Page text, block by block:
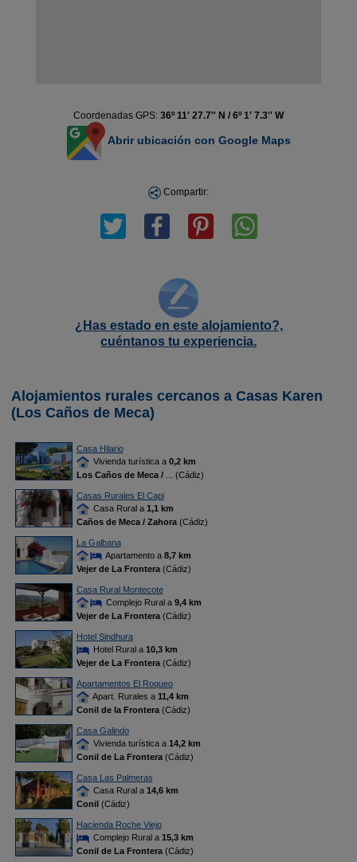
Coordenadas GPS: 36º 11' 27.7'' N / 6º 1' 7.3'' W
Abrir ubicación con Google Maps
Compartir:
¿Has estado en este alojamiento?,
cuéntanos tu experiencia.
Alojamientos rurales cercanos a Casas Karen
(Los Caños de Meca)
Casa Hilario
Vivienda turística a 0,2 km
Los Caños de Meca /
... (Cádiz)
Casas Rurales El Capi
Casa Rural a 1,1 km
Caños de Meca / Zahora(Cádiz)
La Galbana
Apartamento a 8,7 km
Vejer de La Frontera(Cádiz)
Casa Rural Montecote
Complejo Rural a 9,4 km
Vejer de La Frontera(Cádiz)
Hotel Sindhura
Hotel Rural a 10,3 km
Vejer de La Frontera(Cádiz)
Apartamentos El Roqueo
Apart. Rurales a 11,4 km
Conil de la Frontera(Cádiz)
Casa Galindo
Vivienda turística a 14,2 km
Conil de La Frontera(Cádiz)
Casa Las Palmeras
Casa Rural a 14,6 km
Conil(Cádiz)
Hacienda Roche Viejo
Complejo Rural a 15,3 km
Conil de La Frontera(Cádiz)